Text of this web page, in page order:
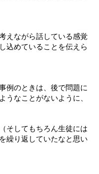
えながら話している感覚
込めていることを伝えら
例のときは、後で問題に
うなことがないように、
そしてもちろん生徒には
繰り返していたなと思い